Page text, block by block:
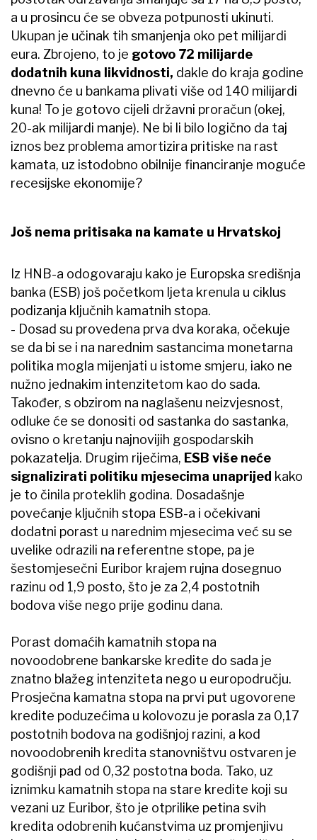
a u prosincu će se obveza potpunosti ukinuti.
Ukupan je učinak tih smanjenja oko pet milijardi
eura. Zbrojeno, to je gotovo 72 milijarde
dodatnih kuna likvidnosti, dakle do kraja godine
dnevno će u bankama plivati više od 140 milijardi
kuna! To je gotovo cijeli državni proračun (okej,
20-ak milijardi manje). Ne bi li bilo logično da taj
iznos bez problema amortizira pritiske na rast
kamata, uz istodobno obilnije financiranje moguće
recesijske ekonomije?
Još nema pritisaka na kamate u Hrvatskoj
Iz HNB-a odogovaraju kako je Europska središnja
banka (ESB) još početkom ljeta krenula u ciklus
podizanja ključnih kamatnih stopa.
- Dosad su provedena prva dva koraka, očekuje
se da bi se i na narednim sastancima monetarna
politika mogla mijenjati u istome smjeru, iako ne
nužno jednakim intenzitetom kao do sada.
Također, s obzirom na naglašenu neizvjesnost,
odluke će se donositi od sastanka do sastanka,
ovisno o kretanju najnovijih gospodarskih
pokazatelja. Drugim riječima, ESB više neće
signalizirati politiku mjesecima unaprijed kako
je to činila proteklih godina. Dosadašnje
povećanje ključnih stopa ESB-a i očekivani
dodatni porast u narednim mjesecima već su se
uvelike odrazili na referentne stope, pa je
šestomjesečni Euribor krajem rujna dosegnuo
razinu od 1,9 posto, što je za 2,4 postotnih
bodova više nego prije godinu dana.
Porast domaćih kamatnih stopa na
novoodobrene bankarske kredite do sada je
znatno blažeg intenziteta nego u europodručju.
Prosječna kamatna stopa na prvi put ugovorene
kredite poduzećima u kolovozu je porasla za 0,17
postotnih bodova na godišnjoj razini, a kod
novoodobrenih kredita stanovništvu ostvaren je
godišnji pad od 0,32 postotna boda. Tako, uz
iznimku kamatnih stopa na stare kredite koji su
vezani uz Euribor, što je otprilike petina svih
kredita odobrenih kućanstvima uz promjenjivu